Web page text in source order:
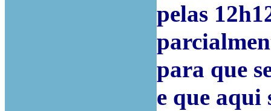
pelas
para que
e que aqui